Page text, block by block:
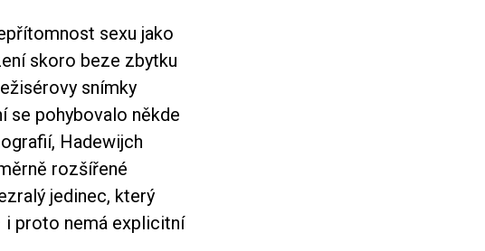
sexu jako
skoro beze zbytku
snímky
se pohybovalo někde
Hadewijch
rozšířené
jedinec, který
i proto nemá explicitní